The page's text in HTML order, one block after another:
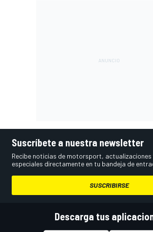
Suscríbete a nuestra newsletter
Recibe noticias de motorsport, actualizaciones
especiales directamente en tu bandeja de
SUSCRIBIRSE
Descarga tus